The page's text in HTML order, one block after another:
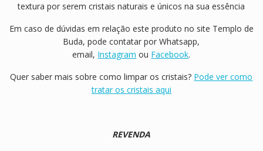
textura por serem cristais naturais e únicos na sua essência
Em caso de dúvidas em relação este produto no site Templo de
Buda, pode contatar por Whatsapp,
email, Instagram ou Facebook.
Quer saber mais sobre como limpar os cristais? Pode ver como
tratar os cristais aqui
REVENDA